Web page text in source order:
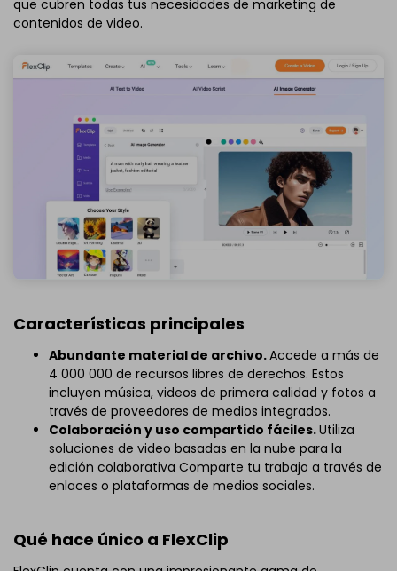
que cubren todas tus necesidades de marketing de
contenidos de video.
Características principales
Abundante material de archivo.Accede a más de
4 000 000 de recursos libres de derechos. Estos
incluyen música, videos de primera calidad y fotos a
través de proveedores de medios integrados.
Colaboración y uso compartido fáciles.Utiliza
soluciones de video basadas en la nube para la
edición colaborativa Comparte tu trabajo a través de
enlaces o plataformas de medios sociales.
Qué hace único a FlexClip